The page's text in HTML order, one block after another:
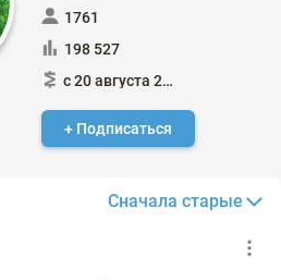
1761
198 527
с 20 августа 2021
+ Подписаться
Сначала старые